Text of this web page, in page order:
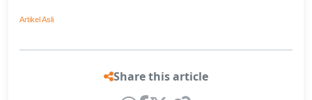
Artikel Asli
Share this article